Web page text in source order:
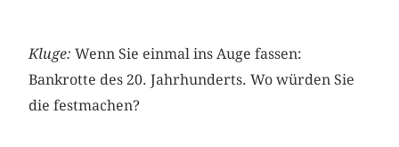
Kluge: Wenn Sie einmal ins Auge fassen:
Bankrotte des 20. Jahrhunderts. Wo würden Sie
die festmachen?